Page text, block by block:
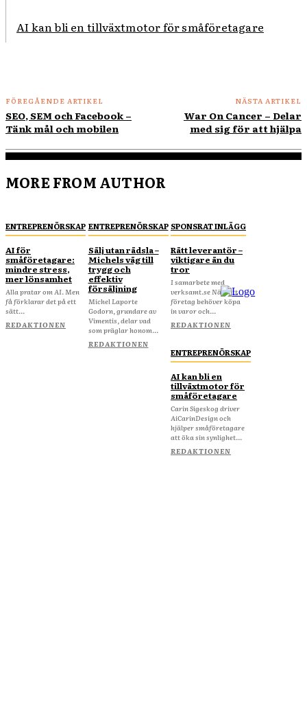
AI kan bli en tillväxtmotor för småföretagare
FÖREGÅENDE ARTIKEL
SEO, SEM och Facebook –
Tänk mål och mobilen
NÄSTA ARTIKEL
War On Cancer – Delar
med sig för att hjälpa
MORE FROM AUTHOR
ENTREPRENÖRSKAP
AI för
småföretagare:
mindre stress,
mer lönsamhet
Alla pratar om AI. Men
få förklarar det på ett
sätt...
REDAKTIONEN
ENTREPRENÖRSKAP
Sälj utan rädsla –
Michels väg till
trygg och
effektiv
försäljning
Michel Laporte
Godorn, grundare av
Vimentis, delar vad
som präglar honom...
REDAKTIONEN
SPONSRAT INLÄGG
Rätt leverantör –
viktigare än du
tror
I samarbete med
verksamt.se När ditt
företag behöver köpa
in varor och...
REDAKTIONEN
ENTREPRENÖRSKAP
AI kan bli en
tillväxtmotor för
småföretagare
Carin Sigeskog driver
AiCarinDesign och
hjälper småföretagare
att öka sin synlighet...
REDAKTIONEN